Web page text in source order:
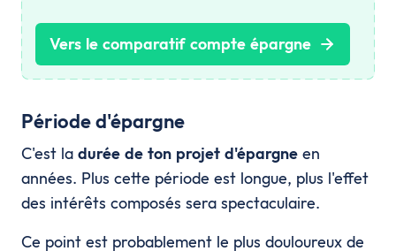
Vers le comparatif compte épargne
Période d'épargne
C'est la durée de ton projet d'épargne en
années. Plus cette période est longue, plus l'effet
des intérêts composés sera spectaculaire.
Ce point est probablement le plus douloureux de